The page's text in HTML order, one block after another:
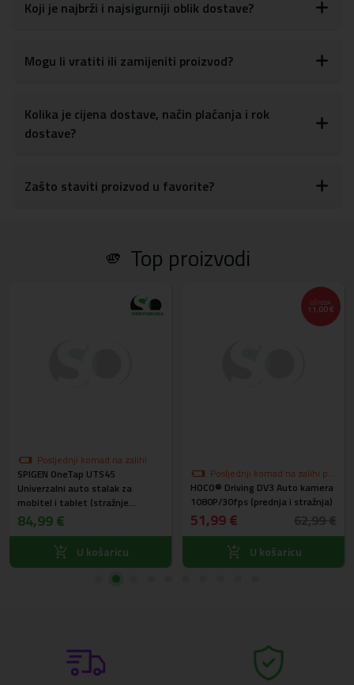
glasnoće, tipki za uključivanje/isključivanje, kao i postavkama za
otisaka prstiju, prašine ili drugih mrlja
Koji je najbrži i najsigurniji oblik dostave?
Mogu li vratiti ili zamijeniti proizvod?
Kolika je cijena dostave, način plaćanja i rok
dostave?
Zašto staviti proizvod u favorite?
🫵 Top proizvodi
Posljednji komad na zalihi
SPIGEN OneTap UTS45
Univerzalni auto stalak za
mobitel i tablet (stražnje
sjedalo) ACP05862
84,99 €
U košaricu
UŠTEDA
11,00 €
Posljednji komad na zalihi po
akcijskoj cijeni
HOCO® Driving DV3 Auto kamera
1080P/30fps (prednja i stražnja)
51,99 €
U košaricu